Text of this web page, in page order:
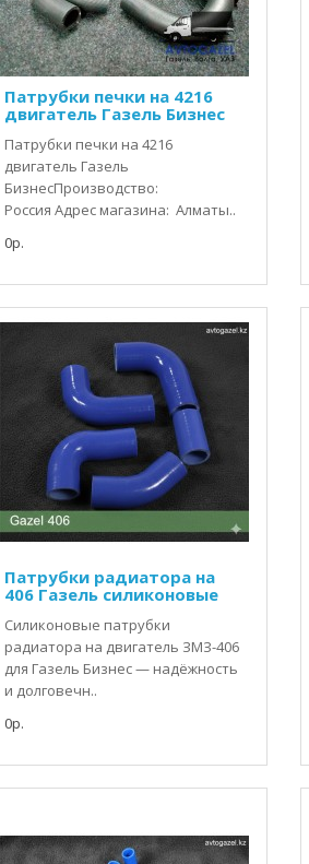
Патрубки печки на 4216
двигатель Газель Бизнес
Патрубки печки на 4216
двигатель Газель
БизнесПроизводство:
Россия Адрес магазина: Алматы..
0р.
Патрубки радиатора на
406 Газель силиконовые
Силиконовые патрубки
радиатора на двигатель ЗМЗ-406
для Газель Бизнес — надёжность
и долговечн..
0р.